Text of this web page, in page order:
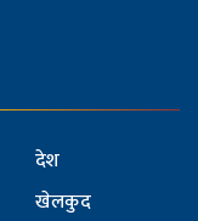
देश
खेलकुद